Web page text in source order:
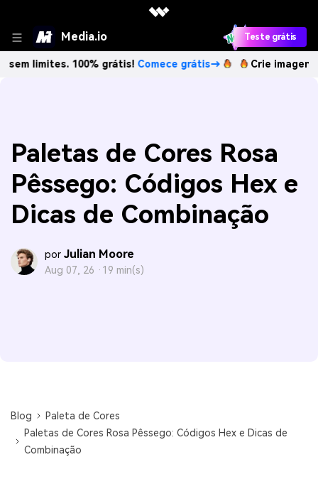
Media.io Teste grátis
100% grátis!Comece grátis→ Crie imagens com IA
Paletas de Cores Rosa
Pêssego: Códigos Hex e
Dicas de Combinação
por Julian Moore
Aug 07, 26 · 19 min(s)
Blog
Paleta de Cores
Paletas de Cores Rosa Pêssego: Códigos Hex e Dicas de
Combinação